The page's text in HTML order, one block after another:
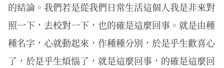
的結論。我們若是從我們日常生活這個人我是非來對
照一下，去校對一下，也的確是這麼回事。就是由種
種名字，心就動起來，作種種分別，於是乎生歡喜心
了，於是乎生煩惱了，就是這麼回事，的確是這麼回